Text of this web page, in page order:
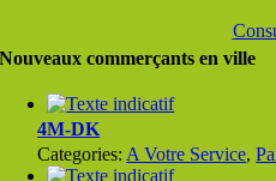
Nouveaux commerçants en ville
4M-DK
Categories: A Votre Service,